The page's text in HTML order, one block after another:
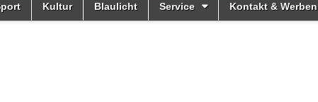
Kultur Blaulicht Service Kontakt & Werben